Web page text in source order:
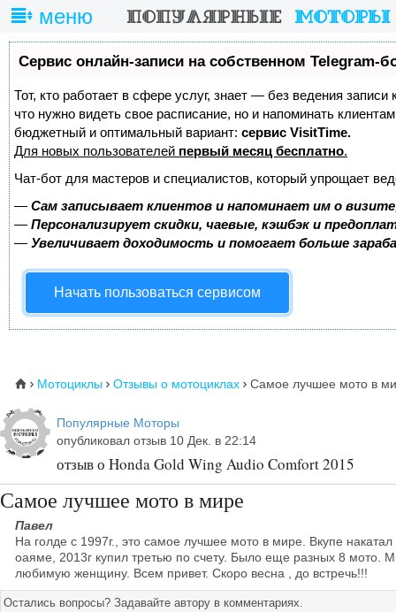
меню
Сервис онлайн-записи на собственном Telegram-
Тот, кто работает в сфере услуг, знает — без ведения записи
что нужно видеть свое расписание, но и напоминать
бюджетный и оптимальный вариант: сервис VisitTime.
Для новых пользователей первый месяц бесплатно.
Чат-бот для мастеров и специалистов, который упрощает
— Сам записывает клиентов и напоминает им о
— Персонализирует скидки, чаевые, кэшбэк и
— Увеличивает доходимость и помогает больше
Начать пользоваться сервисом
⌂  Мотоциклы  Отзывы о мотоциклах  Самое лучшее мото в
Популярные Моторы
опубликовал отзыв 10 Дек. в 22:14
отзыв о Honda Gold Wing Audio Comfort 2015
Самое лучшее мото в мире
Павел
На голде с 1997г., это самое лучшее мото в мире. Вкупе
оаяме, 2013г купил третью по счету. Было еще разных 8 мото.
любимую женщину. Всем привет. Скоро весна , до встречь!!!
Остались вопросы? Задавайте автору в комментариях.